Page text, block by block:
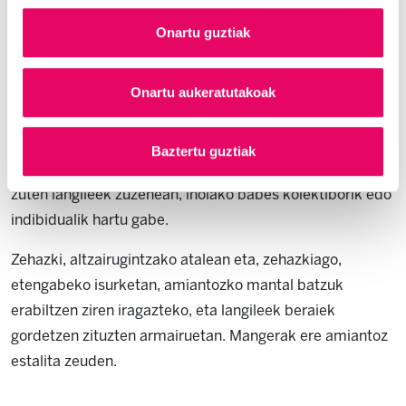
Onartu guztiak
Onartu aukeratutakoak
Baztertu guztiak
Hildakoak Acenor SA enpresarentzat lan egin zuen,
isurketa jarraituaren iragazki gisa, 1988tik 1994ra, eta
amianto-zuntzen eraginpean egon zen; izan ere, material
zuten langileek zuzenean, inolako babes kolektiborik edo
indibidualik hartu gabe.
Zehazki, altzairugintzako atalean eta, zehazkiago,
etengabeko isurketan, amiantozko mantal batzuk
erabiltzen ziren iragazteko, eta langileek beraiek
gordetzen zituzten armairuetan. Mangerak ere amiantoz
estalita zeuden.